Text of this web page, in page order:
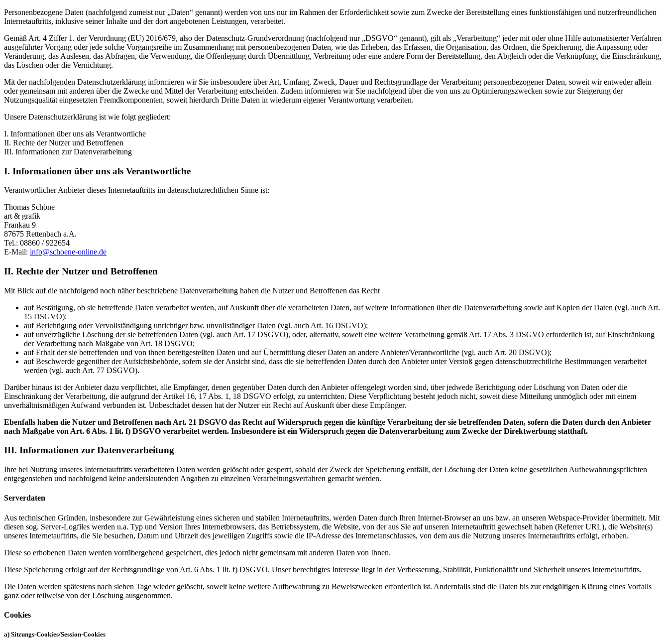
Personenbezogene Daten (nachfolgend zumeist nur „Daten“ genannt) werden von uns nur im Rahmen der Erforderlichkeit sowie zum Zwecke der Bereitstellung eines funktionsfähigen und nutzerfreundlichen
Internetauftritts, inklusive seiner Inhalte und der dort angebotenen Leistungen, verarbeitet.
Gemäß Art. 4 Ziffer 1. der Verordnung (EU) 2016/679, also der Datenschutz-Grundverordnung (nachfolgend nur „DSGVO“ genannt), gilt als „Verarbeitung“ jeder mit oder ohne Hilfe automatisierter Verfahren
ausgeführter Vorgang oder jede solche Vorgangsreihe im Zusammenhang mit personenbezogenen Daten, wie das Erheben, das Erfassen, die Organisation, das Ordnen, die Speicherung, die Anpassung oder
Veränderung, das Auslesen, das Abfragen, die Verwendung, die Offenlegung durch Übermittlung, Verbreitung oder eine andere Form der Bereitstellung, den Abgleich oder die Verknüpfung, die Einschränkung,
das Löschen oder die Vernichtung.
Mit der nachfolgenden Datenschutzerklärung informieren wir Sie insbesondere über Art, Umfang, Zweck, Dauer und Rechtsgrundlage der Verarbeitung personenbezogener Daten, soweit wir entweder allein
oder gemeinsam mit anderen über die Zwecke und Mittel der Verarbeitung entscheiden. Zudem informieren wir Sie nachfolgend über die von uns zu Optimierungszwecken sowie zur Steigerung der
Nutzungsqualität eingesetzten Fremdkomponenten, soweit hierdurch Dritte Daten in wiederum eigener Verantwortung verarbeiten.
Unsere Datenschutzerklärung ist wie folgt gegliedert:
I. Informationen über uns als Verantwortliche
II. Rechte der Nutzer und Betroffenen
III. Informationen zur Datenverarbeitung
I. Informationen über uns als Verantwortliche
Verantwortlicher Anbieter dieses Internetauftritts im datenschutzrechtlichen Sinne ist:
Thomas Schöne
art & grafik
Frankau 9
87675 Rettenbach a.A.
Tel.: 08860 / 922654
E-Mail: info@schoene-online.de
II. Rechte der Nutzer und Betroffenen
Mit Blick auf die nachfolgend noch näher beschriebene Datenverarbeitung haben die Nutzer und Betroffenen das Recht
auf Bestätigung, ob sie betreffende Daten verarbeitet werden, auf Auskunft über die verarbeiteten Daten, auf weitere Informationen über die Datenverarbeitung sowie auf Kopien der Daten (vgl. auch Art.
15 DSGVO);
auf Berichtigung oder Vervollständigung unrichtiger bzw. unvollständiger Daten (vgl. auch Art. 16 DSGVO);
auf unverzügliche Löschung der sie betreffenden Daten (vgl. auch Art. 17 DSGVO), oder, alternativ, soweit eine weitere Verarbeitung gemäß Art. 17 Abs. 3 DSGVO erforderlich ist, auf Einschränkung
der Verarbeitung nach Maßgabe von Art. 18 DSGVO;
auf Erhalt der sie betreffenden und von ihnen bereitgestellten Daten und auf Übermittlung dieser Daten an andere Anbieter/Verantwortliche (vgl. auch Art. 20 DSGVO);
auf Beschwerde gegenüber der Aufsichtsbehörde, sofern sie der Ansicht sind, dass die sie betreffenden Daten durch den Anbieter unter Verstoß gegen datenschutzrechtliche Bestimmungen verarbeitet
werden (vgl. auch Art. 77 DSGVO).
Darüber hinaus ist der Anbieter dazu verpflichtet, alle Empfänger, denen gegenüber Daten durch den Anbieter offengelegt worden sind, über jedwede Berichtigung oder Löschung von Daten oder die
Einschränkung der Verarbeitung, die aufgrund der Artikel 16, 17 Abs. 1, 18 DSGVO erfolgt, zu unterrichten. Diese Verpflichtung besteht jedoch nicht, soweit diese Mitteilung unmöglich oder mit einem
unverhältnismäßigen Aufwand verbunden ist. Unbeschadet dessen hat der Nutzer ein Recht auf Auskunft über diese Empfänger.
Ebenfalls haben die Nutzer und Betroffenen nach Art. 21 DSGVO das Recht auf Widerspruch gegen die künftige Verarbeitung der sie betreffenden Daten, sofern die Daten durch den Anbieter
nach Maßgabe von Art. 6 Abs. 1 lit. f) DSGVO verarbeitet werden. Insbesondere ist ein Widerspruch gegen die Datenverarbeitung zum Zwecke der Direktwerbung statthaft.
III. Informationen zur Datenverarbeitung
Ihre bei Nutzung unseres Internetauftritts verarbeiteten Daten werden gelöscht oder gesperrt, sobald der Zweck der Speicherung entfällt, der Löschung der Daten keine gesetzlichen Aufbewahrungspflichten
entgegenstehen und nachfolgend keine anderslautenden Angaben zu einzelnen Verarbeitungsverfahren gemacht werden.
Serverdaten
Aus technischen Gründen, insbesondere zur Gewährleistung eines sicheren und stabilen Internetauftritts, werden Daten durch Ihren Internet-Browser an uns bzw. an unseren Webspace-Provider übermittelt. Mit
diesen sog. Server-Logfiles werden u.a. Typ und Version Ihres Internetbrowsers, das Betriebssystem, die Website, von der aus Sie auf unseren Internetauftritt gewechselt haben (Referrer URL), die Website(s)
unseres Internetauftritts, die Sie besuchen, Datum und Uhrzeit des jeweiligen Zugriffs sowie die IP-Adresse des Internetanschlusses, von dem aus die Nutzung unseres Internetauftritts erfolgt, erhoben.
Diese so erhobenen Daten werden vorrübergehend gespeichert, dies jedoch nicht gemeinsam mit anderen Daten von Ihnen.
Diese Speicherung erfolgt auf der Rechtsgrundlage von Art. 6 Abs. 1 lit. f) DSGVO. Unser berechtigtes Interesse liegt in der Verbesserung, Stabilität, Funktionalität und Sicherheit unseres Internetauftritts.
Die Daten werden spätestens nach sieben Tage wieder gelöscht, soweit keine weitere Aufbewahrung zu Beweiszwecken erforderlich ist. Andernfalls sind die Daten bis zur endgültigen Klärung eines Vorfalls
ganz oder teilweise von der Löschung ausgenommen.
Cookies
a) Sitzungs-Cookies/Session-Cookies